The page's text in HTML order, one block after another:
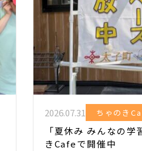
2026.07.31 ちゃのき
「夏休み みんなの学
きCafeで開催中